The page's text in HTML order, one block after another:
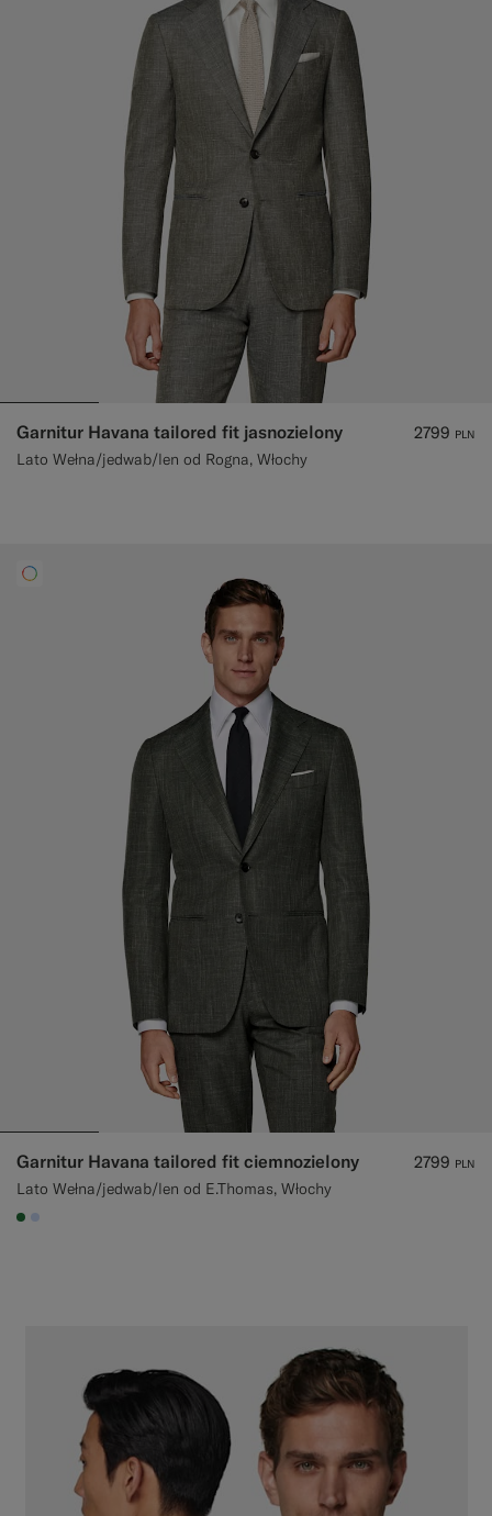
Garnitur Havana tailored fit jasnozielony
Lato Wełna/jedwab/len od Rogna, Włochy
2799 PLN
Garnitur Havana tailored fit ciemnozielony
Lato Wełna/jedwab/len od E.Thomas, Włochy
2799 PLN
#227038
#CCDCF9